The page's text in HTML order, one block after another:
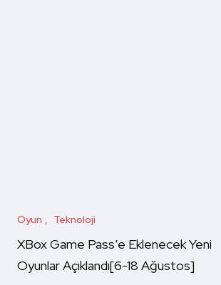
Oyun Teknoloji
XBox Game Pass’e Eklenecek Yeni
Oyunlar Açıklandı[6-18 Ağustos]